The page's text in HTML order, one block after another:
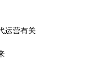
运营有关